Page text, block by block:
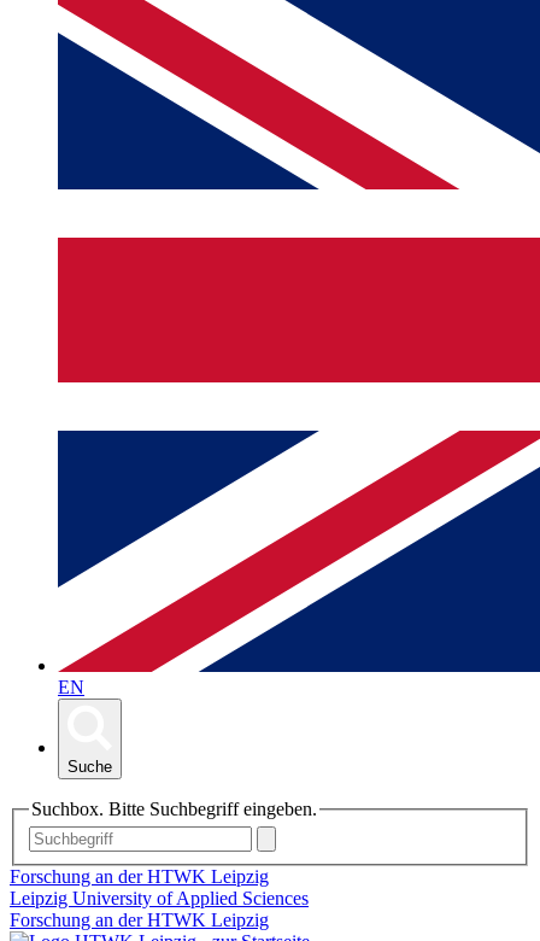
EN
Suche
Suchbox. Bitte Suchbegriff eingeben.
Forschung an der HTWK Leipzig
Leipzig University of Applied Sciences
Forschung an der HTWK Leipzig